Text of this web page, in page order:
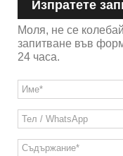
Изпратете
Моля, не се
запитване във
24 часа.